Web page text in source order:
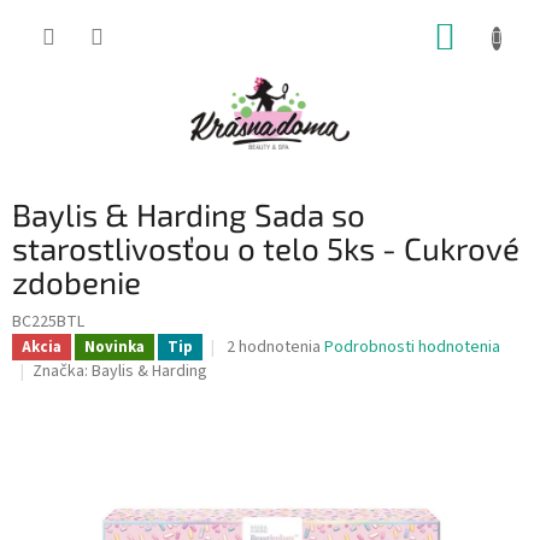
Baylis & Harding Sada so
starostlivosťou o telo 5ks - Cukrové
zdobenie
BC225BTL
Akcia Novinka Tip
Priemerné
hviezdičiek.
2 hodnotenia Podrobnosti hodnotenia
Značka: Baylis & Harding